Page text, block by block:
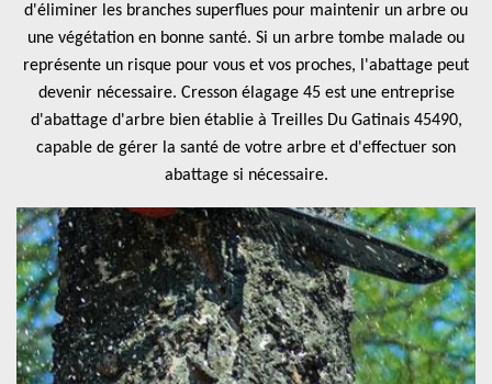
d'éliminer les branches superflues pour maintenir un arbre ou
une végétation en bonne santé. Si un arbre tombe malade ou
représente un risque pour vous et vos proches, l'abattage peut
devenir nécessaire. Cresson élagage 45 est une entreprise
d'abattage d'arbre bien établie à Treilles Du Gatinais 45490,
capable de gérer la santé de votre arbre et d'effectuer son
abattage si nécessaire.